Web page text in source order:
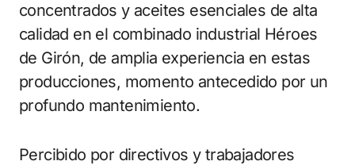
concentrados y aceites esenciales de alta
calidad en el combinado industrial Héroes
de Girón, de amplia experiencia en estas
producciones, momento antecedido por un
profundo mantenimiento.
Percibido por directivos y trabajadores